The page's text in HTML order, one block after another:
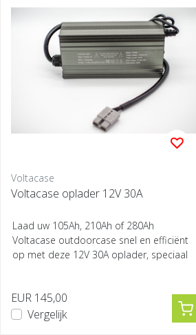
Voltacase
Voltacase oplader 12V 30A
Laad uw 105Ah, 210Ah of 280Ah
Voltacase outdoorcase snel en efficiënt
op met deze 12V 30A oplader, speciaal
EUR 145,00
Vergelijk